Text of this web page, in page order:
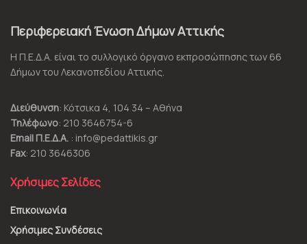
Περιφερειακή Ένωση Δήμων Αττικής
Η Π.Ε.Δ.Α. είναι το συλλογικό όργανο εκπροσώπησης των 66
Δήμων του Λεκανοπεδίου Αττικής.
Διεύθυνση: Κότσικα 4, 104 34 – Αθήνα
Τηλέφωνο: 210 3646754-6
Email Π.Ε.Δ.Α. : info@pedattikis.gr
Fax: 210 3646306
Χρήσιμες Σελίδες
Επικοινωνία
Χρήσιμες Συνδέσεις